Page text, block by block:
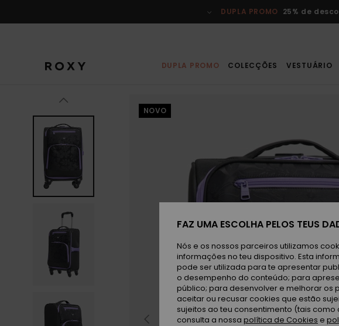
do
DUPLA PROMO 25% de
DUPLA PROMO COLECÇÕES VESTUÁRIO
NOVO
FAZ UMA ESCOLHA PELOS TEUS
Nós e os nossos parceiros utilizamos
informações no teu dispositivo. Esta
pode ser utilizada para te apresentar
o desempenho do conteúdo; para
público; para desenvolver e melhorar os
aceitar ou recusar cookies que estão
sujeitos ao teu consentimento (tais
consulta a nossa política de Cookies e